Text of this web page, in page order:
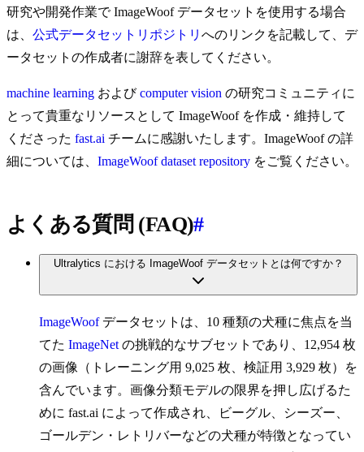
研究や開発作業で ImageWoof データセットを使用する場合
は、 公式データセットリポジトリ へのリンクを記載して、デ
ータセットの作成者に謝辞を表してください。
machine learning およびcomputer vision の研究コミュニティに
とって貴重なリソースとして ImageWoof を作成・維持して
くださった fast.ai チームに感謝いたします。ImageWoof の詳
細については、 ImageWoof dataset repository をご覧ください。
よくある質問 (FAQ)#
Ultralytics における ImageWoof データセットとは何ですか？
ImageWoofデータセットは、10 種類の犬種に焦点を当
てた ImageNet の挑戦的なサブセットであり、12,954 枚
の画像（トレーニング用 9,025 枚、検証用 3,929 枚）を
含んでいます。画像分類モデルの限界を押し広げるた
めに fast.ai によって作成され、ビーグル、シーズー、
ゴールデン・レトリバーなどの犬種が特徴となってい